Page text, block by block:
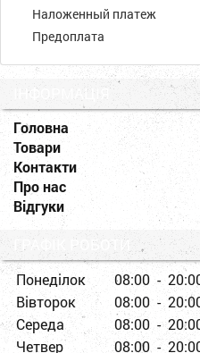
Наложенный платеж
Предоплата
ІНФОРМАЦІЯ
Головна
Товари
Контакти
Про нас
Відгуки
ГРАФІК РОБОТИ
Понеділок
08:00 -
Вівторок
08:00 -
Середа
08:00 -
Четвер
08:00 -